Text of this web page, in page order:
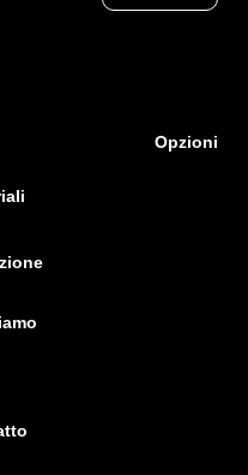
Opzioni